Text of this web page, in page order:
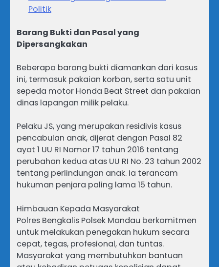
Politik
Barang Bukti dan Pasal yang
Dipersangkakan
Beberapa barang bukti diamankan dari kasus
ini, termasuk pakaian korban, serta satu unit
sepeda motor Honda Beat Street dan pakaian
dinas lapangan milik pelaku.
Pelaku JS, yang merupakan residivis kasus
pencabulan anak, dijerat dengan Pasal 82
ayat 1 UU RI Nomor 17 tahun 2016 tentang
perubahan kedua atas UU RI No. 23 tahun 2002
tentang perlindungan anak. Ia terancam
hukuman penjara paling lama 15 tahun.
Himbauan Kepada Masyarakat
Polres Bengkalis Polsek Mandau berkomitmen
untuk melakukan penegakan hukum secara
cepat, tegas, profesional, dan tuntas.
Masyarakat yang membutuhkan bantuan